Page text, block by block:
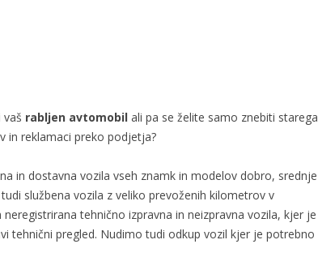
vaš rabljen avtomobil ali pa se želite samo znebiti starega
in reklamaci preko podjetja?
in dostavna vozila vseh znamk in modelov dobro, srednje
službena vozila z veliko prevoženih kilometrov v
tehnično izpravna in neizpravna vozila, kjer je
tehnični pregled. Nudimo tudi odkup vozil kjer je potrebno